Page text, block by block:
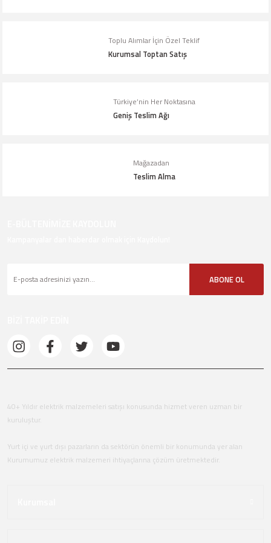
Toplu Alımlar İçin Özel Teklif
Kurumsal Toptan Satış
Türkiye’nin Her Noktasına
Geniş Teslim Ağı
Mağazadan
Teslim Alma
ABONE OL
40+ Yıldır elektrik malzemeleri satışı konusunda hizmet veren uzman bir
kuruluştur.
Yurt içi ve yurt dışı pazarların da sektörün önemli bir konumunda yer alan
Kurumumuz elektrik malzemeri ihtiyaçlarına çözüm üretmektedir.